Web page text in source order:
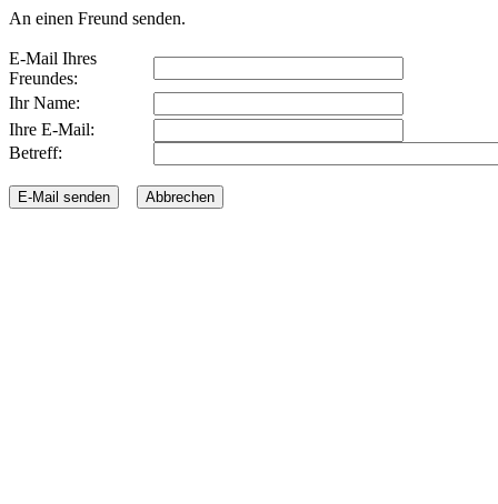
An einen Freund senden.
E-Mail Ihres
Freundes:
Ihr Name:
Ihre E-Mail:
Betreff: